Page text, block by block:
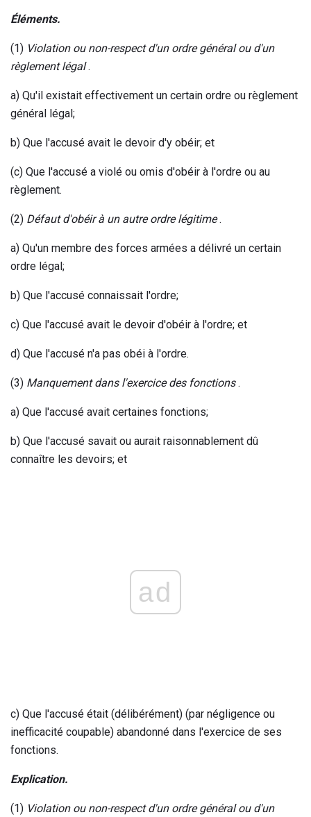
Éléments.
(1) Violation ou non-respect d'un ordre général ou d'un
règlement légal.
a) Qu'il existait effectivement un certain ordre ou règlement
général légal;
b) Que l'accusé avait le devoir d'y obéir; et
(c) Que l'accusé a violé ou omis d'obéir à l'ordre ou au
règlement.
(2) Défaut d'obéir à un autre ordre légitime.
a) Qu'un membre des forces armées a délivré un certain
ordre légal;
b) Que l'accusé connaissait l'ordre;
c) Que l'accusé avait le devoir d'obéir à l'ordre; et
d) Que l'accusé n'a pas obéi à l'ordre.
(3) Manquement dans l'exercice des fonctions.
a) Que l'accusé avait certaines fonctions;
b) Que l'accusé savait ou aurait raisonnablement dû
connaître les devoirs; et
ad
c) Que l'accusé était (délibérément) (par négligence ou
inefficacité coupable) abandonné dans l'exercice de ses
fonctions.
Explication.
(1) Violation ou non-respect d'un ordre général ou d'un